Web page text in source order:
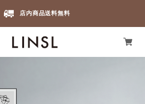
店内商品送料無料